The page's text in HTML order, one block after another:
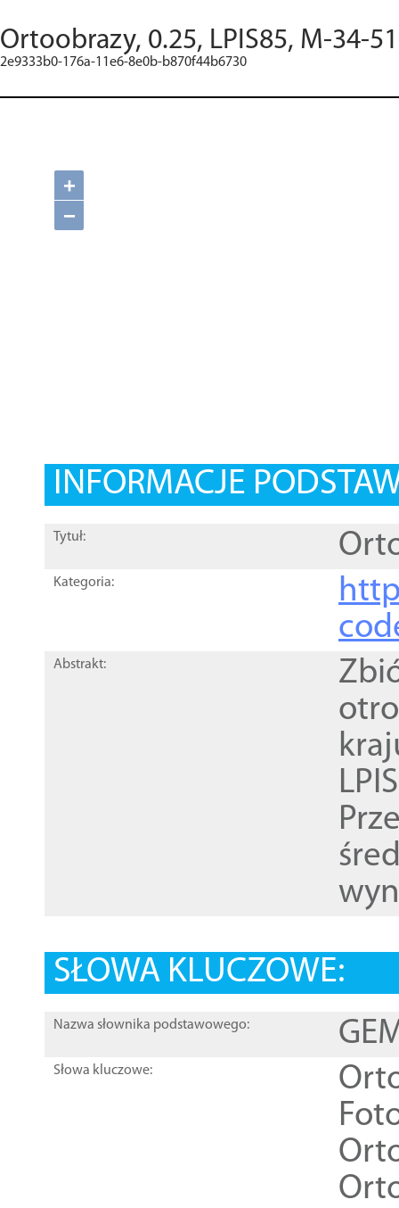
Ortoobrazy, 0.25, LPIS85, M-34-
2e9333b0-176a-11e6-8e0b-b870f44b6730
+
−
INFORMACJE
Tytuł:
Kategoria:
Abstrakt:
SŁOWA KLUCZOWE:
Nazwa słownika podstawowego:
Słowa kluczowe: